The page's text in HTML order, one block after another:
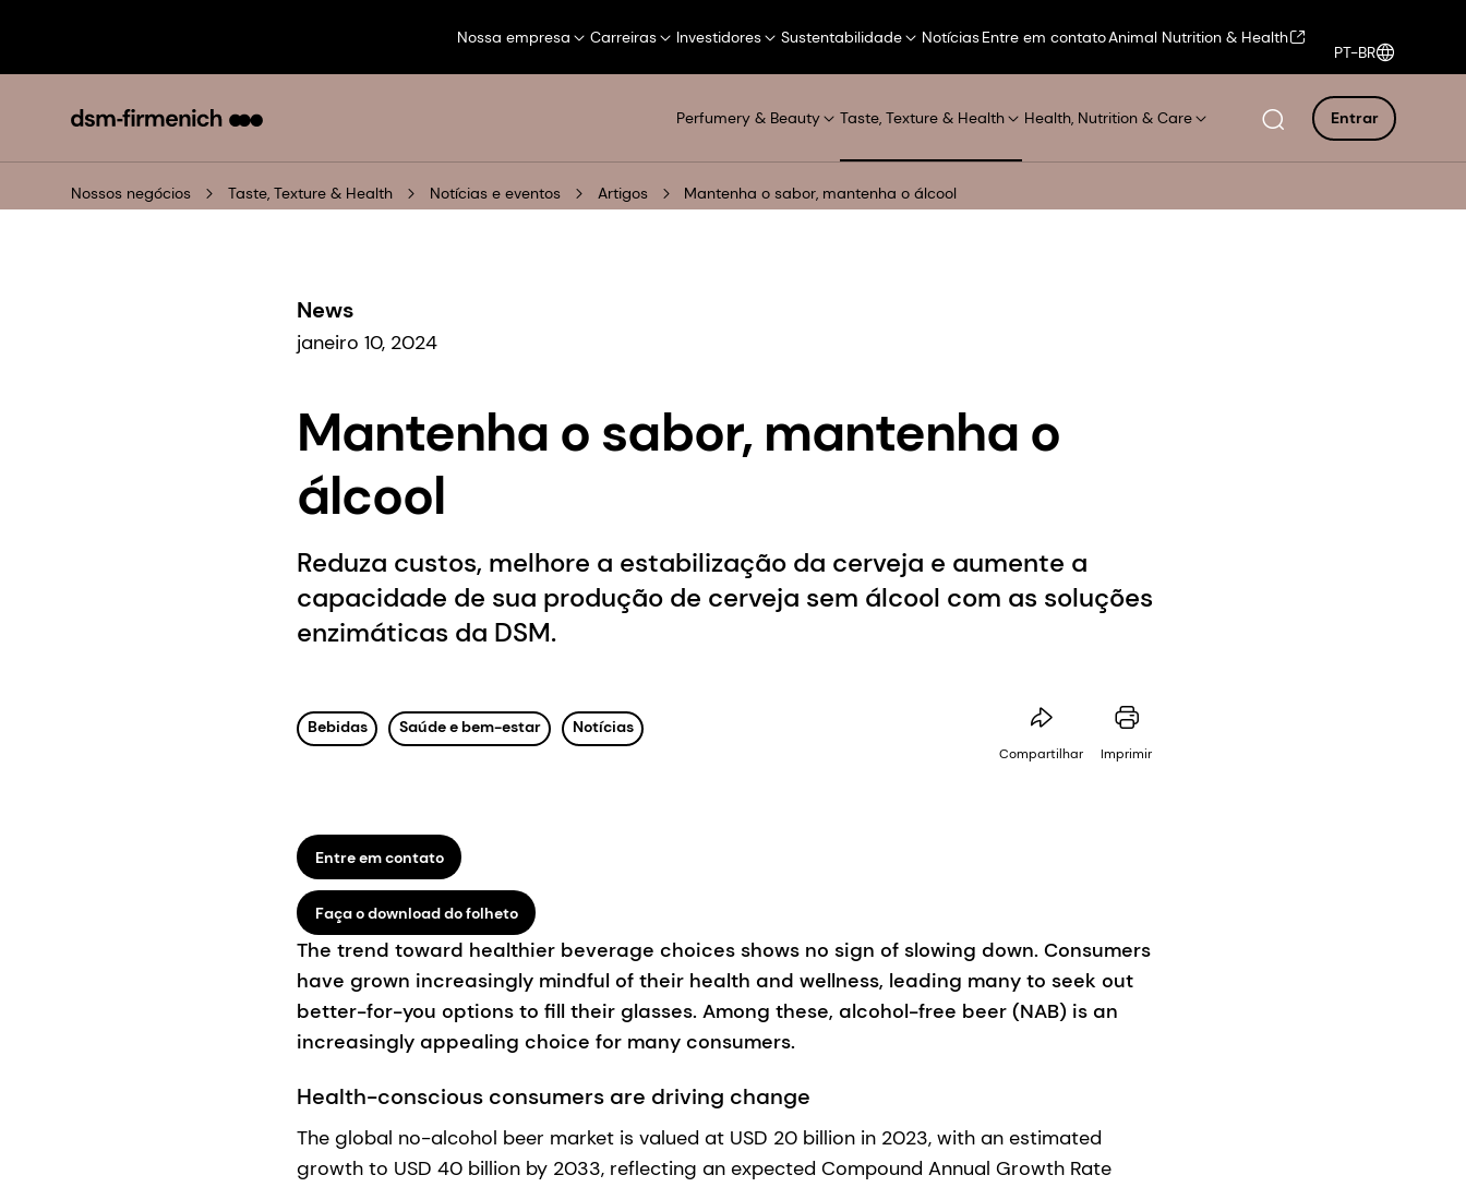
Nossa empresa Carreiras Investidores Sustentabilidade NotíciasEntre em contatoAnimal Nutrition & Health
PT-BR
Perfumery & Beauty Taste, Texture & Health Health, Nutrition & Care Entrar
Nossos negócios Taste, Texture & Health Notícias e eventos Artigos Mantenha o sabor, mantenha o álcool
News
janeiro 10, 2024
Mantenha o sabor, mantenha o
álcool
Reduza custos, melhore a estabilização da cerveja e aumente a
capacidade de sua produção de cerveja sem álcool com as soluções
enzimáticas da DSM.
Bebidas Saúde e bem-estar Notícias
Compartilhar Imprimir
Entre em contato
Faça o download do folheto
The trend toward healthier beverage choices shows no sign of slowing down. Consumers
have grown increasingly mindful of their health and wellness, leading many to seek out
better-for-you options to fill their glasses. Among these, alcohol-free beer (NAB) is an
increasingly appealing choice for many consumers.
Health-conscious consumers are driving change
The global no-alcohol beer market is valued at USD 20 billion in 2023, with an estimated
growth to USD 40 billion by 2033, reflecting an expected Compound Annual Growth Rate